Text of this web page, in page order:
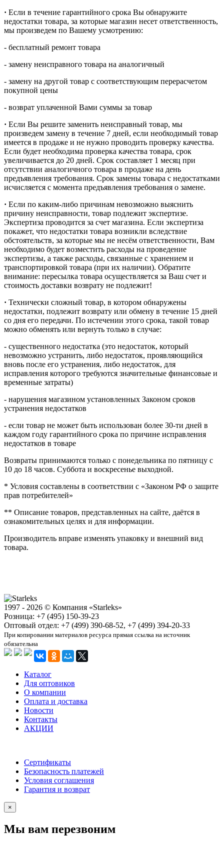
· Если в течение гарантийного срока Вы обнаружите
недостатки товара, за которые магазин несет ответственность,
мы произведем по Вашему усмотрению:
- бесплатный ремонт товара
- замену неисправного товара на аналогичный
- замену на другой товар с соответствующим перерасчетом
покупной цены
- возврат уплаченной Вами суммы за товар
· Если Вы решите заменить неисправный товар, мы
произведем замену в течение 7 дней, если необходимый товар
имеется в продаже и не нужно проводить проверку качества.
Если будет необходима проверка качества товара, срок
увеличивается до 20 дней. Срок составляет 1 месяц при
отсутствии аналогичного товара в продаже на день
предъявления требования. Срок замены товара с недостатками
исчисляется с момента предъявления требования о замене.
· Если по каким-либо причинам невозможно выяснить
причину неисправности, товар подлежит экспертизе.
Экспертиза проводится за счет магазина. Если экспертиза
покажет, что недостатки товара возникли вследствие
обстоятельств, за которые мы не несём ответственности, Вам
необходимо будет возместить расходы на проведение
экспертизы, а также расходы, связанные с хранением и
транспортировкой товара (при их наличии). Обратите
внимание: пересылка товара осуществляется за Ваш счет и
стоимость доставки возврату не подлежит!
· Технически сложный товар, в котором обнаружены
недостатки, подлежит возврату или обмену в течение 15 дней
со дня его передачи. По истечении этого срока, такой товар
можно обменять или вернуть только в случае:
- существенного недостатка (это недостаток, который
невозможно устранить, либо недостаток, проявляющийся
вновь после его устранения, либо недостаток, для
исправления которого требуются значительные финансовые и
временные затраты)
- нарушения магазином установленных Законом сроков
устранения недостатков
- если товар не может быть использован более 30-ти дней в
каждом году гарантийного срока по причине исправления
недостатков в товаре
Возвраты принимаются только с понедельника по пятницу с
10 до 18 часов. Суббота и воскресенье выходной.
* Условия составлены в соответствии с «Законом РФ о защите
прав потребителей»
** Описание товаров, представленных на сайте, даётся в
ознакомительных целях и для информации.
Производитель вправе изменять упаковку и внешний вид
товара.
1997 - 2026 © Компания «Starleks»
Розница: +7 (495) 150-39-23
Оптовый отдел: +7 (499) 390-68-52, +7 (499) 394-20-33
При копировании материалов ресурса прямая ссылка на источник
обязательна
Каталог
Для оптовиков
О компании
Оплата и доставка
Новости
Контакты
АКЦИИ
Сертификаты
Безопасность платежей
Условия соглашения
Гарантия и возврат
×
Мы вам перезвоним